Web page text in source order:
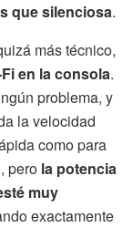
que silenciosa.
más técnico,
en la consola.
problema, y
la velocidad
como para
pero la potencia
muy
exactamente